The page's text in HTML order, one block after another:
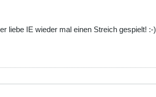
liebe IE wieder mal einen Streich gespielt! :-)